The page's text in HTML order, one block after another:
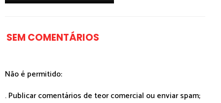
SEM COMENTÁRIOS
Não é permitido:
. Publicar comentários de teor comercial ou enviar spam;